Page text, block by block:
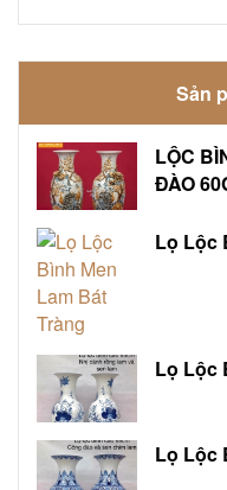
Sản
LỘC
ĐÀO
Lọ Lộc
Lọ Lộc
Lọ Lộc